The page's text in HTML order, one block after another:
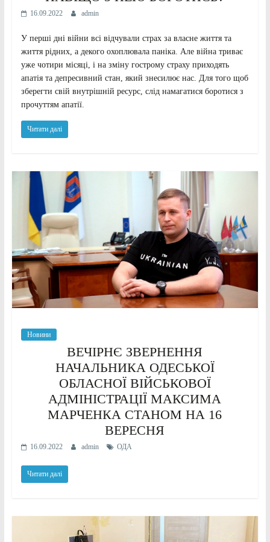
16.09.2022 admin
У перші дні війни всі відчували страх за власне життя та
життя рідних, а декого охоплювала паніка. Але війна триває
уже чотири місяці, і на зміну гострому страху приходять
апатія та депресивний стан, який знесилює нас. Для того щоб
зберегти свій внутрішній ресурс, слід намагатися боротися з
прочуттям апатії.
Читати далі
Новини
ВЕЧІРНЄ ЗВЕРНЕННЯ
НАЧАЛЬНИКА ОДЕСЬКОЇ
ОБЛАСНОЇ ВІЙСЬКОВОЇ
АДМІНІСТРАЦІЇ МАКСИМА
МАРЧЕНКА СТАНОМ НА 16
ВЕРЕСНЯ
16.09.2022 admin ОДА
Читати далі